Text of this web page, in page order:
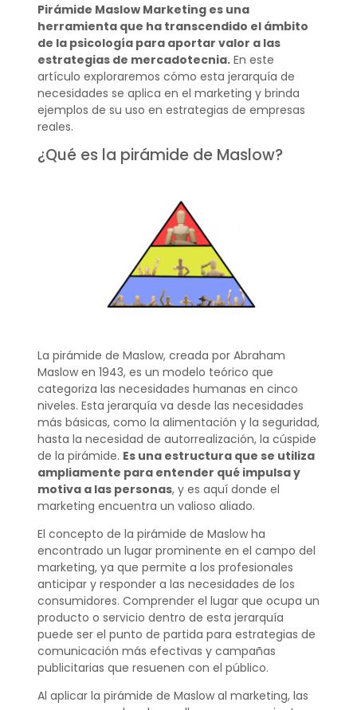
Pirámide Maslow Marketing es una
herramienta que ha transcendido el ámbito
de la psicología para aportar valor a las
estrategias de mercadotecnia.En este
artículo exploraremos cómo esta jerarquía de
necesidades se aplica en el marketing y brinda
ejemplos de su uso en estrategias de empresas
reales.
¿Qué es la pirámide de Maslow?
La pirámide de Maslow, creada por Abraham
Maslow en 1943, es un modelo teórico que
categoriza las necesidades humanas en cinco
niveles. Esta jerarquía va desde las necesidades
más básicas, como la alimentación y la seguridad,
hasta la necesidad de autorrealización, la cúspide
de la pirámide. Es una estructura que se utiliza
ampliamente para entender qué impulsa y
motiva a las personas, y es aquí donde el
marketing encuentra un valioso aliado.
El concepto de la pirámide de Maslow ha
encontrado un lugar prominente en el campo del
marketing, ya que permite a los profesionales
anticipar y responder a las necesidades de los
consumidores. Comprender el lugar que ocupa un
producto o servicio dentro de esta jerarquía
puede ser el punto de partida para estrategias de
comunicación más efectivas y campañas
publicitarias que resuenen con el público.
Al aplicar la pirámide de Maslow al marketing, las